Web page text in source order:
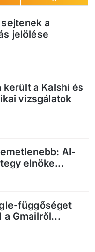
a
jelölése
került a Kalshi és
vizsgálatok
AI-
elnöke...
függőséget
a Gmailről...